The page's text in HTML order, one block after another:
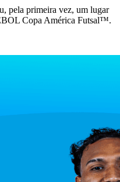
pela primeira vez, um lugar
Copa América Futsal™.